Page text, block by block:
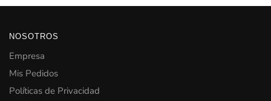
NOSOTROS
Empresa
Mis Pedidos
Políticas de Privacidad